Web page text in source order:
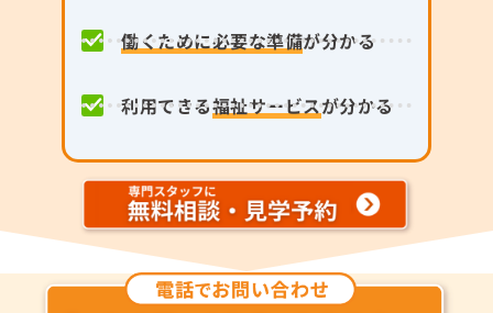
働くために必要な準備が分かる
利用できる福祉サービスが分かる